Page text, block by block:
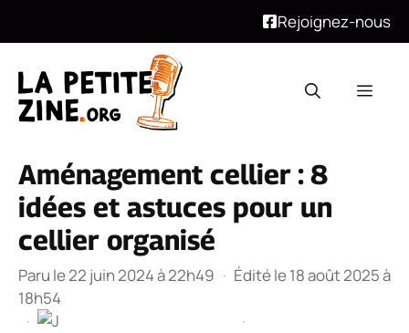
Rejoignez-nous
contenu
Aménagement cellier : 8
idées et astuces pour un
cellier organisé
Paru le 22 juin 2024 à 22h49 · Édité le 18 août 2025 à
18h54
·
·